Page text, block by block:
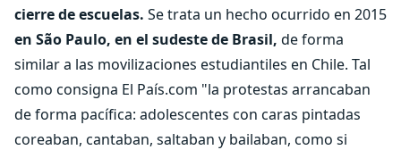
cierre de escuelas. Se trata un hecho ocurrido en 2015
en São Paulo, en el sudeste de Brasil, de forma
similar a las movilizaciones estudiantiles en Chile. Tal
como consigna El País.com "la protestas arrancaban
de forma pacífica: adolescentes con caras pintadas
coreaban, cantaban, saltaban y bailaban, como si